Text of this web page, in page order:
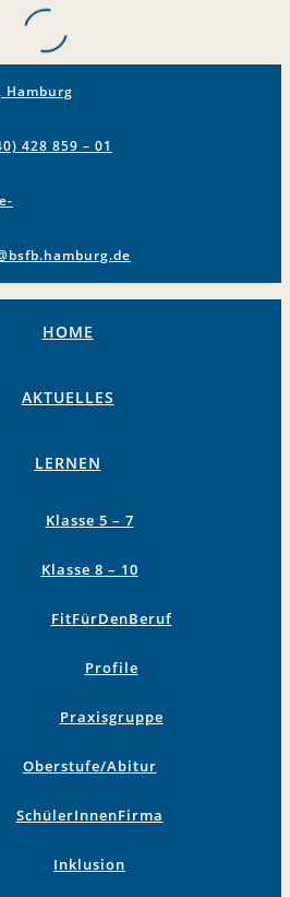
Hamburg
428 859 – 01
HOME
AKTUELLES
LERNEN
Klasse 5 – 7
Klasse 8 – 10
FitFürDenBeruf
Profile
Praxisgruppe
Oberstufe/Abitur
SchülerInnenFirma
Inklusion